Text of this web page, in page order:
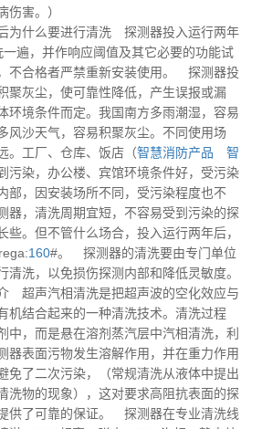
伤害。）
为什么要进行清洗 探测器投入运行两年
遍，并作响应阈值及其它必要的功能试
不合格者严禁重新安装使用。 探测器投
聚灰尘，使可靠性降低，产生误报或漏
环境条件而定。我国南方多雨潮湿，容易
风沙天气，容易积聚灰尘。不同使用场
。工厂、仓库、饭店（智慧消防产品
智
污染，办公楼、宾馆环境条件好，受污染
部，因安装场所不同，受污染程度也不
器，清洗周期宜短，不容易受到污染的探
些。但不管什么场合，投入运行两年后，
160#。 探测器的清洗要由专门单位
清洗，以免损伤探测内部和降低灵敏度。
超声汽相清洗是把超声波的空化效应与
机结合起来的一种清洗技术。清洗过程
中，而是悬在溶剂蒸汽层中汽相清洗，利
器表面污物发生溶解作用，并在重力作用
免了二次污染，（常规清洗从液体中提出
洗物的现象），这对要求高阻抗表面的探
供了可靠的保证。 探测器在专业清洗线